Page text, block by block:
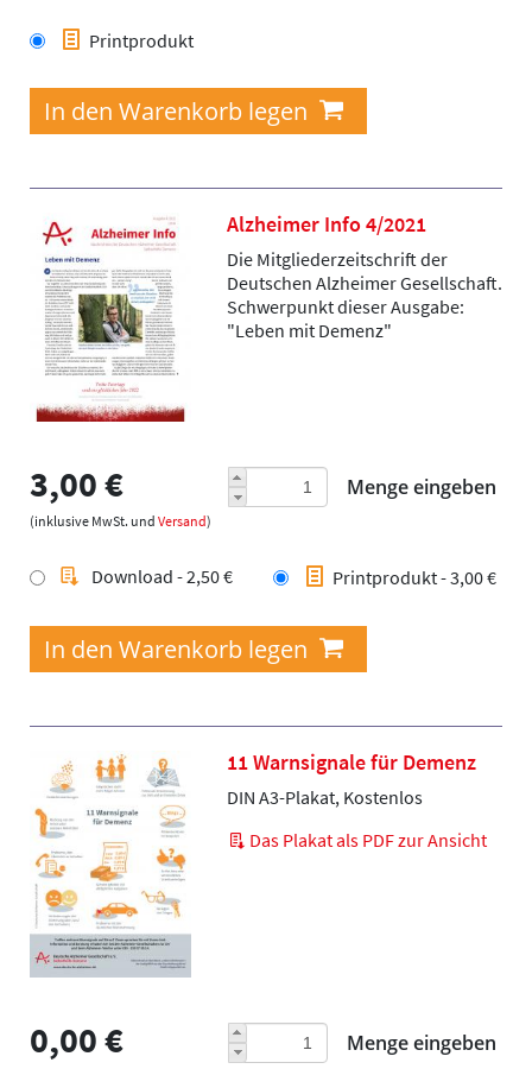
Printprodukt
Alzheimer Info 4/2021
Die Mitgliederzeitschrift der
Deutschen Alzheimer Gesellschaft.
Schwerpunkt dieser Ausgabe:
"Leben mit Demenz"
3,00 €
(inklusive MwSt. und Versand)
Printprodukt - 3,00 €
Download - 2,50 €
Menge eingeben
11 Warnsignale für Demenz
DIN A3-Plakat, Kostenlos
Das Plakat als PDF zur Ansicht
0,00 € Menge eingeben